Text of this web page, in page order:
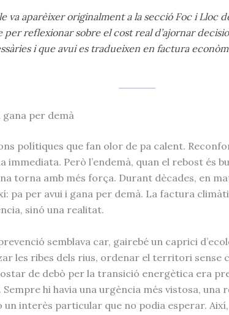
va aparèixer originalment a la secció Foc i Lloc
per reflexionar sobre el cost real d’ajornar
i que avui es tradueixen en factura
gana per demà
polítiques que fan olor de pa calent.
immediata. Però l’endemà, quan el rebost és
torna amb més força. Durant dècades, en
pa per avui i gana per demà. La factura
sinó una realitat.
semblava car, gairebé un caprici
les ribes dels rius, ordenar el territori sense
de debò per la transició energètica era
Sempre hi havia una urgència més vistosa, una
interès particular que no podia esperar.